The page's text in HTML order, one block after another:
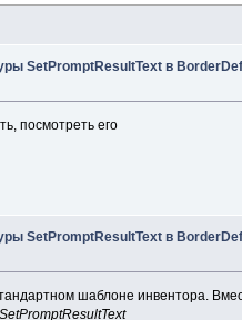
SetPromptResultText в
посмотреть его
SetPromptResultText в
шаблоне инвентора.
SetPromptResultText